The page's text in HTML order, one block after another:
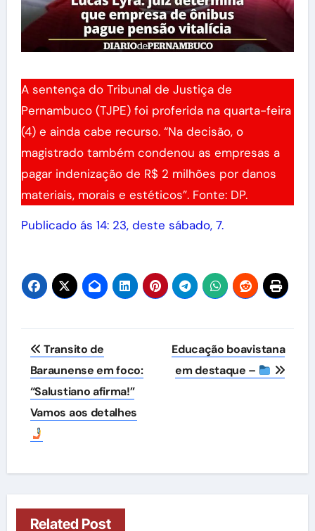
A sentença do Tribunal de Justiça de
Pernambuco (TJPE) foi proferida na quarta-feira
(4) e ainda cabe recurso. “Na decisão, o
magistrado também condenou as empresas a
pagar indenização de R$ 2 milhões por danos
materiais, morais e estéticos”. Fonte: DP.
Publicado ás 14: 23, deste sábado, 7.
Navegação
de
Post
Transito de
Baraunense em foco:
“Salustiano afirma!”
Vamos aos detalhes
Educação boavistana
em destaque –
Related Post